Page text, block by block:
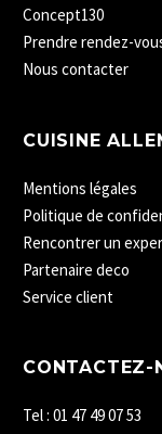
Concept130
Prendre rendez-
Nous contacter
CUISINE
Mentions légales
Politique de
Rencontrer un
Partenaire deco
Service client
CONTACTEZ-
Tel : 01 47 49 07 53